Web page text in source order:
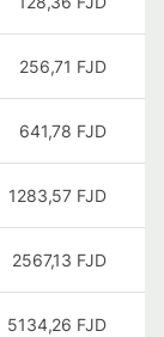
256,71 FJD
641,78 FJD
1283,57 FJD
2567,13 FJD
5134,26 FJD